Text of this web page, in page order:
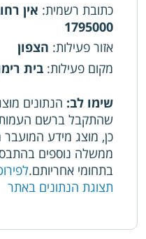
כתובת רשמית:
1795000
אזור פעילות: הצפון
מקום פעילות: בית
שימו לב: הנתונים
שהתקבל ברשם
כן, מוצג מידע
ממשלה נוספים
בתחומי אחריותם.
תצוגת הנתונים באתר